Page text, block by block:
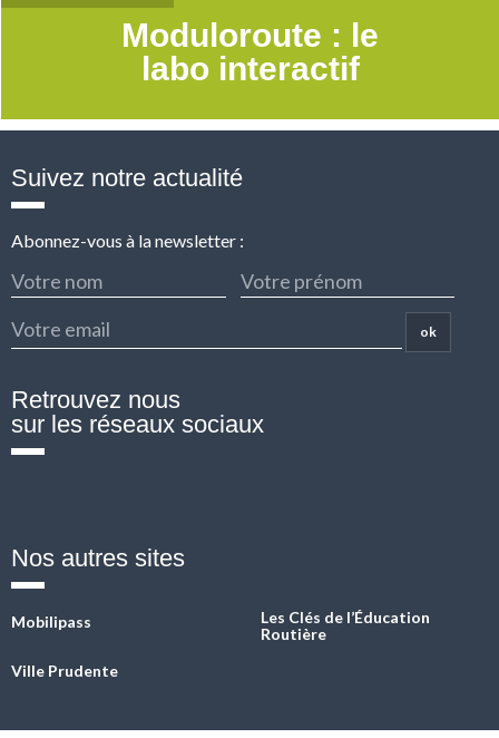
Moduloroute : le
labo interactif
Suivez notre actualité
Abonnez-vous à la newsletter :
ok
Retrouvez nous
sur les réseaux sociaux
Nos autres sites
Mobilipass
Les Clés de l’Éducation
Routière
Ville Prudente